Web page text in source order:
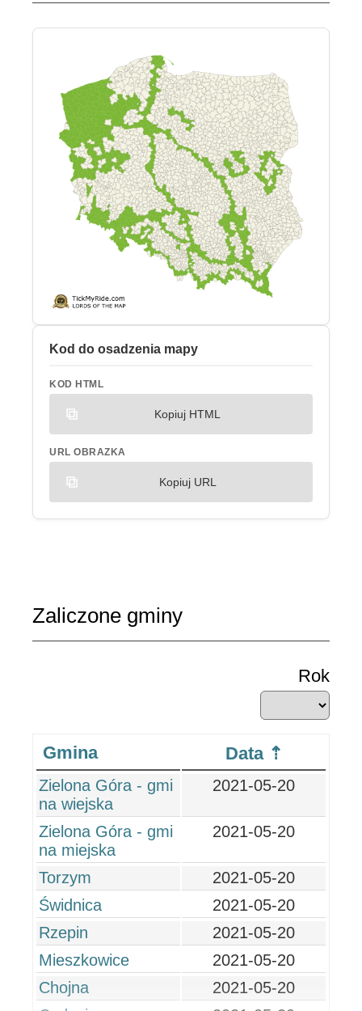
Kod do osadzenia mapy
KOD HTML
Kopiuj HTML
URL OBRAZKA
Kopiuj URL
Zaliczone gminy
Rok
Gmina Data
Zielona Góra - gmi
na wiejska
2021-05-20
Zielona Góra - gmi
na miejska
2021-05-20
Torzym
2021-05-20
Świdnica
2021-05-20
Rzepin
2021-05-20
Mieszkowice
2021-05-20
Chojna
2021-05-20